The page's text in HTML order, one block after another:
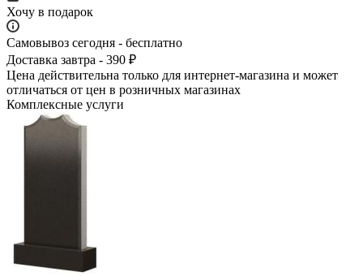
Хочу в подарок
Самовывоз сегодня - бесплатно
Доставка завтра - 390 ₽
Цена действительна только для интернет-магазина и может
отличаться от цен в розничных магазинах
Комплексные услуги